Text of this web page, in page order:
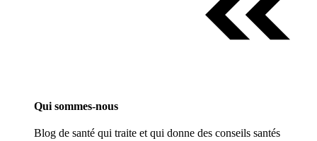
Qui sommes-nous
Blog de santé qui traite et qui donne des conseils santés